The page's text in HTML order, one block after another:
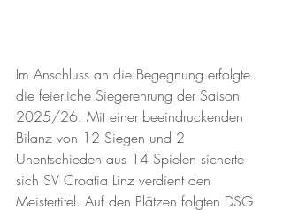
Im Anschluss an die Begegnung erfolgte
die feierliche Siegerehrung der Saison
2025/26. Mit einer beeindruckenden
Bilanz von 12 Siegen und 2
Unentschieden aus 14 Spielen sicherte
sich SV Croatia Linz verdient den
Meistertitel. Auf den Plätzen folgten DSG